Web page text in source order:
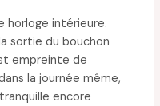
horloge intérieure.
sortie du bouchon
empreinte de
la journée même,
encore